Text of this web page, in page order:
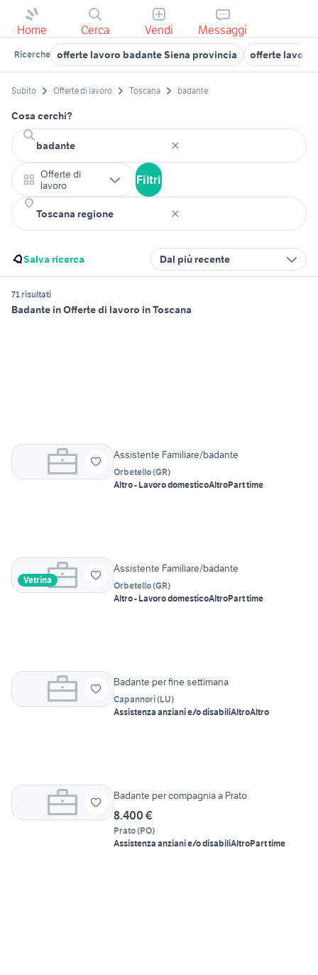
Home Cerca Vendi Messaggi
Ricerche offerte lavoro badante Siena provincia offerte lavoro
Subito Offerte di lavoro Toscana badante
Cosa cerchi?
Offerte di
lavoro
Filtri
Salva ricerca Dal più recente
71 risultati
Badante in Offerte di lavoro in Toscana
Assistente Familiare/badante
Orbetello(GR)
Altro - Lavoro domesticoAltroPart time
Vetrina
Assistente Familiare/badante
Orbetello(GR)
Altro - Lavoro domesticoAltroPart time
Badante per fine settimana
Capannori(LU)
Assistenza anziani e/o disabiliAltroAltro
Badante per compagnia a Prato
8.400 €
Prato(PO)
Assistenza anziani e/o disabiliAltroPart time